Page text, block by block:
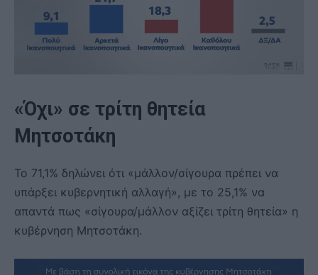
«Όχι» σε τρίτη θητεία
Μητσοτάκη
Το 71,1% δηλώνει ότι «μάλλον/σίγουρα πρέπει να
υπάρξει κυβερνητική αλλαγή», με το 25,1% να
απαντά πως «σίγουρα/μάλλον αξίζει τρίτη θητεία» η
κυβέρνηση Μητσοτάκη.